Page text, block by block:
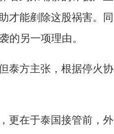
才能剷除这股祸害。同
的另一项理由。
泰方主张，根据停火协
更在于泰国接管前，外